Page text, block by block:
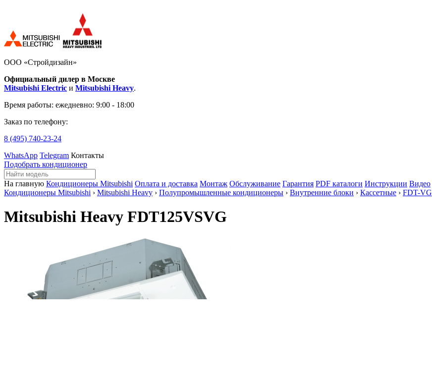
ООО «Стройдизайн»
Официальный дилер в Москве
Mitsubishi Electric и Mitsubishi Heavy.
Время работы: ежедневно: 9:00 - 18:00
Заказ по телефону:
8 (495) 740-23-24
WhatsApp Telegram Контакты
Подобрать кондиционер
На главную Кондиционеры Mitsubishi Оплата и доставка Монтаж Обслуживание Гарантия PDF каталоги Инструкции Видео
Кондиционеры Mitsubishi › Mitsubishi Heavy › Полупромышленные кондиционеры › Внутренние блоки › Кассетные › FDT-VG
Mitsubishi Heavy FDT125VSVG